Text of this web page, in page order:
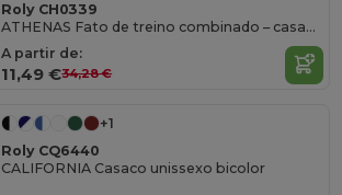
Roly CH0339
ATHENAS Fato de treino combinado – casaco + calça
A partir de:
11,49 €34,28 €
+1
Roly CQ6440
CALIFORNIA Casaco unissexo bicolor